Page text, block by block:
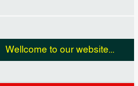
Wellcome to our website...